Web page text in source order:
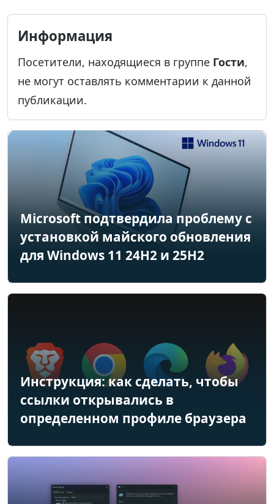
Информация
Посетители, находящиеся в группе Гости,
не могут оставлять комментарии к данной
публикации.
Microsoft подтвердила проблему с
установкой майского обновления
для Windows 11 24H2 и 25H2
Инструкция: как сделать, чтобы
ссылки открывались в
определенном профиле браузера